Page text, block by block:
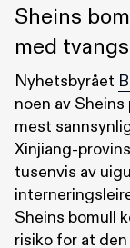
Sheins
med
Nyhetsbyrået
noen av
mest
Xinjiang-
tusenvis av
Sheins bomull
risiko for at